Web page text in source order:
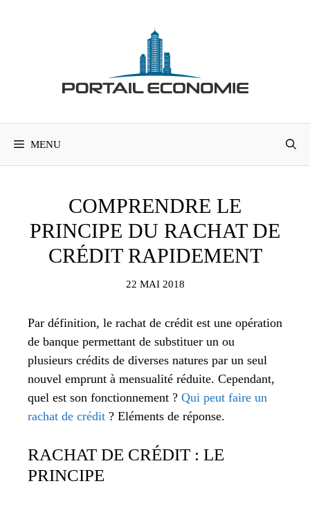
MENU
COMPRENDRE LE
PRINCIPE DU RACHAT DE
CRÉDIT RAPIDEMENT
22 MAI 2018
Par définition, le rachat de crédit est une opération
de banque permettant de substituer un ou
plusieurs crédits de diverses natures par un seul
nouvel emprunt à mensualité réduite. Cependant,
quel est son fonctionnement ? Qui peut faire un
rachat de crédit ? Eléments de réponse.
RACHAT DE CRÉDIT : LE
PRINCIPE